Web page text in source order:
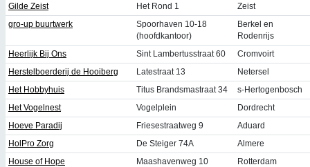
Gilde Zeist Het Rond 1
Zeist
gro-up buurtwerk
Spoorhaven 10-18
(hoofdkantoor)
Berkel en
Rodenrijs
Heerlijk Bij Ons
Sint Lambertusstraat 60
Cromvoirt
Herstelboerderij de Hooiberg
Latestraat 13
Netersel
Het Hobbyhuis
Titus Brandsmastraat 34
s-Hertogenbosch
Het Vogelnest
Vogelplein
Dordrecht
Hoeve Paradij
Friesestraatweg 9
Aduard
HolPro Zorg
De Steiger 74A
Almere
House of Hope
Maashavenweg 10
Rotterdam